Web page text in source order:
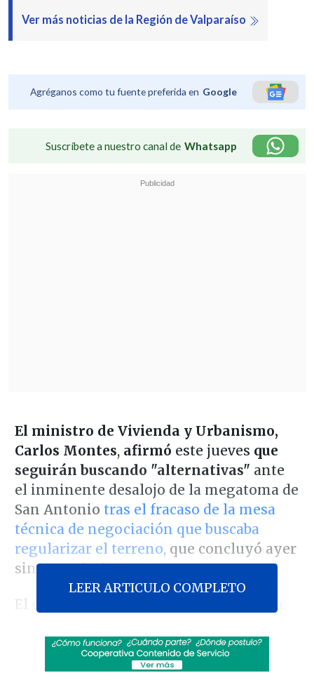
Ver más noticias de la Región de Valparaíso
Agréganos como tu fuente preferida en Google
Suscríbete a nuestro canal de Whatsapp
El ministro de Vivienda y Urbanismo,
Carlos Montes, afirmó este jueves que
seguirán buscando "alternativas" ante
el inminente desalojo de la megatoma de
San Antonio tras el fracaso de la mesa
técnica de negociación que buscaba
regularizar el terreno, que concluyó ayer
sin acuerdo de compra.
El cierre sin acuerdo de la mesa técnica
terreno de la mega toma de San Antonio
genera incertidumbre respecto a un
LEER ARTICULO COMPLETO